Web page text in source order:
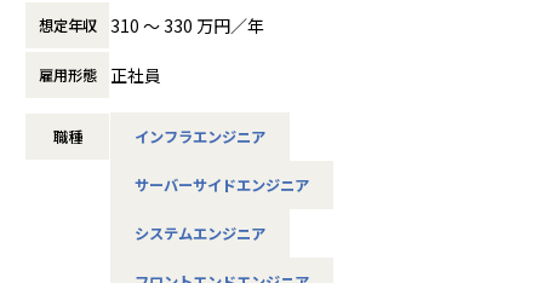
＜その他プロジェクト事例＞
・オンラインヨガプラットフォームの要件定義・設計（Rub
・自社ECサイトの新規立ち上げ（要件定義～運用／TypeScr
・大手メーカー向け製造システムの業務改善プロジェクト
そんな方には700社以上の中からスキルや希望に合う案件を
ご紹介しています。
たとえば、ヨガ配信アプリやECサイトの新規開発、クラウド
設計など、上流フェーズから関われる案件も豊富です。ま
ひとりで悩まず、安心して挑戦できます。
◆落ち着いた環境で、長く働きたい方へ
OKの案件も多く、週2～3日出社が基本。残業は月9時間ほど
想定年収 310 〜 330 万円／年
雇用形態 正社員
職種 インフラエンジニア
サーバーサイドエンジニア
システムエンジニア